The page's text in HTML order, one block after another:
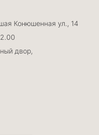
и даже
за
в подборе.
Конюшенная ул., 14
двор,